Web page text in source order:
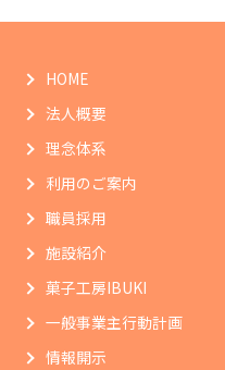
HOME
法人概要
理念体系
利用のご案内
職員採用
施設紹介
菓子工房IBUKI
一般事業主行動計画
情報開示